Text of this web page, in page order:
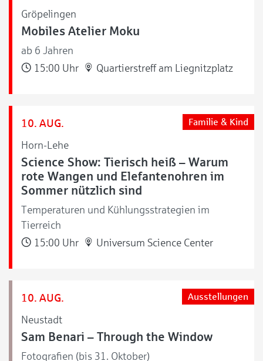
Gröpelingen
Mobiles Atelier Moku
ab 6 Jahren
15:00 Uhr
Quartierstreff am Liegnitzplatz
10. AUG.
Horn-Lehe
Familie & Kind
Science Show: Tierisch heiß – Warum
rote Wangen und Elefantenohren im
Sommer nützlich sind
Temperaturen und Kühlungsstrategien im
Tierreich
15:00 Uhr
Universum Science Center
10. AUG.
Neustadt
Ausstellungen
Sam Benari – Through the Window
Fotografien (bis 31. Oktober)